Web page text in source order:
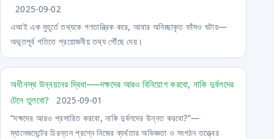
2025-09-02
এআই এক মুহূর্তে তথ্যকে গণতান্ত্রিক করে, আবার অনিচ্ছাকৃত ফাঁসও ঘটায়—
অভূতপূর্ব গতিতে প্রয়োজনীয় তথ্য পৌঁছে দেয়।
অধীনস্থ উন্নয়নের দ্বিধা──দক্ষদের আরও বিনিয়োগ করবো, নাকি দুর্বলদের
টেনে তুলবো?
2025-09-01
“দক্ষদের আরও প্রসারিত করবো, নাকি দুর্বলদের উন্নত করবো?”—
ম্যানেজমেন্টের চিরন্তন প্রশ্নে নিজের ব্যর্থতার অভিজ্ঞতা ও সংগঠন তত্ত্বের